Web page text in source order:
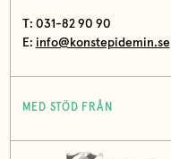
T: 031-82 90 90
E: info@konstepidemin.se
MED STÖD FRÅN